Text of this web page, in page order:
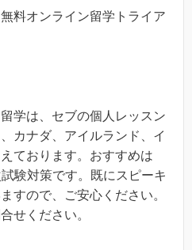
料オンライン留学トライア
学は、セブの個人レッスン
カナダ、アイルランド、イ
ております。おすすめは
験対策です。既にスピーキ
すので、ご安心ください。
せください。